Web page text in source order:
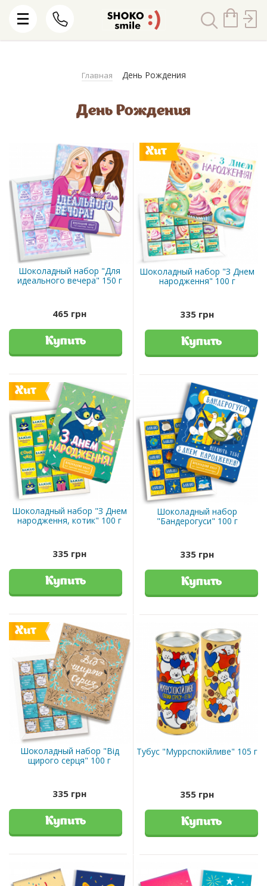
Главная День Рождения
День Рождения
Шоколадный набор "Для
идеального вечера" 150 г
465 грн
Купить
Хит
Шоколадный набор "З Днем
народження" 100 г
335 грн
Купить
Хит
Шоколадный набор "З Днем
народження, котик" 100 г
335 грн
Купить
Шоколадный набор
"Бандерогуси" 100 г
335 грн
Купить
Хит
Шоколадный набор "Від
щирого серця" 100 г
335 грн
Купить
Тубус "Муррспокійливе" 105 г
355 грн
Купить